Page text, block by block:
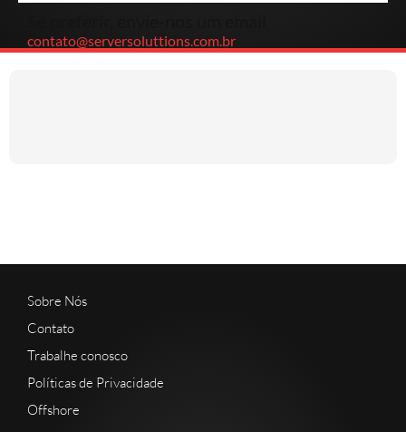
contato@serversoluttions.com.br
Sobre Nós
Contato
Trabalhe conosco
Políticas de Privacidade
Offshore